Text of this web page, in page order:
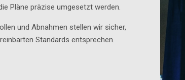
Pläne präzise umgesetzt werden.
und Abnahmen stellen wir sicher,
Standards entsprechen.